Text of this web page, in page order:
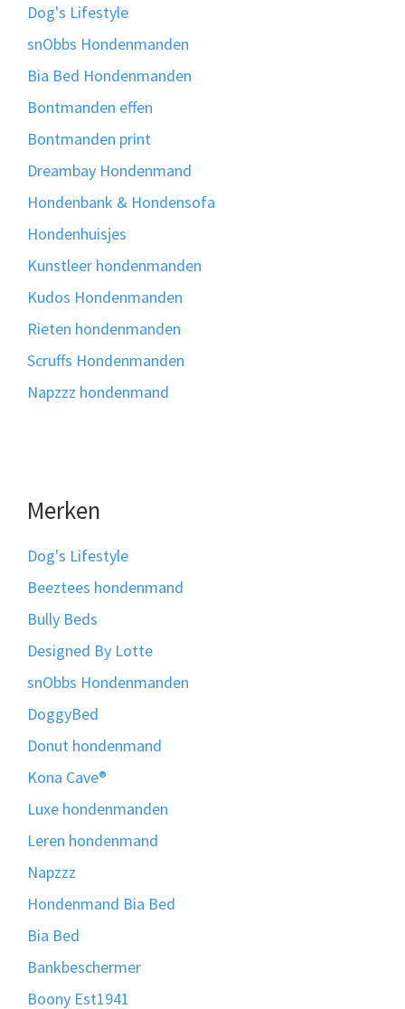
Dog's Lifestyle
snObbs Hondenmanden
Bia Bed Hondenmanden
Bontmanden effen
Bontmanden print
Dreambay Hondenmand
Hondenbank & Hondensofa
Hondenhuisjes
Kunstleer hondenmanden
Kudos Hondenmanden
Rieten hondenmanden
Scruffs Hondenmanden
Napzzz hondenmand
Merken
Dog's Lifestyle
Beeztees hondenmand
Bully Beds
Designed By Lotte
snObbs Hondenmanden
DoggyBed
Donut hondenmand
Kona Cave®
Luxe hondenmanden
Leren hondenmand
Napzzz
Hondenmand Bia Bed
Bia Bed
Bankbeschermer
Boony Est1941